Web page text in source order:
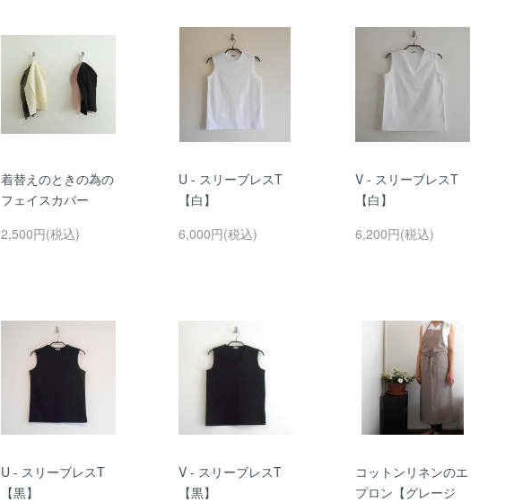
着替えのときの為の
フェイスカバー
2,500円(税込)
U - スリーブレスT
【白】
6,000円(税込)
V - スリーブレスT
【白】
6,200円(税込)
U - スリーブレスT
【黒】
V - スリーブレスT
【黒】
コットンリネンのエ
プロン【グレージ